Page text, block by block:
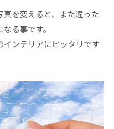
を変えると、また違った
る事です。
ンテリアにピッタリです